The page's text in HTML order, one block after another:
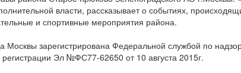
власти, рассказывает о событиях,
и спортивные мероприятия района.
Москвы зарегистрирована Федеральной службой по
Эл №ФС77-62650 от 10 августа 2015г.